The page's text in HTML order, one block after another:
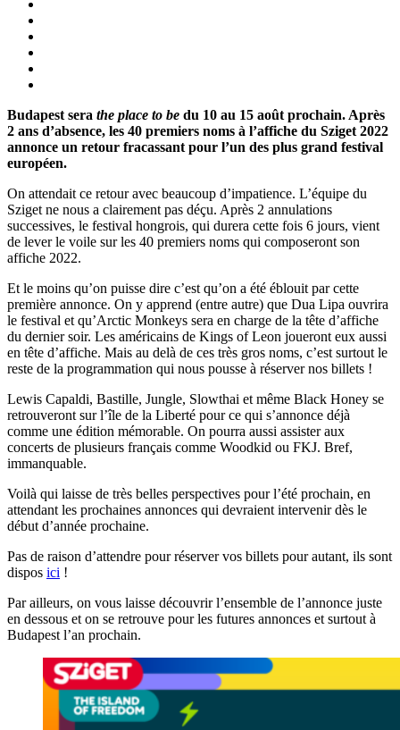
Budapest sera the place to be du 10 au 15 août prochain. Après
2 ans d’absence, les 40 premiers noms à l’affiche du Sziget 2022
annonce un retour fracassant pour l’un des plus grand festival
européen.
On attendait ce retour avec beaucoup d’impatience. L’équipe du
Sziget ne nous a clairement pas déçu. Après 2 annulations
successives, le festival hongrois, qui durera cette fois 6 jours, vient
de lever le voile sur les 40 premiers noms qui composeront son
affiche 2022.
Et le moins qu’on puisse dire c’est qu’on a été éblouit par cette
première annonce. On y apprend (entre autre) que Dua Lipa ouvrira
le festival et qu’Arctic Monkeys sera en charge de la tête d’affiche
du dernier soir. Les américains de Kings of Leon joueront eux aussi
en tête d’affiche. Mais au delà de ces très gros noms, c’est surtout le
reste de la programmation qui nous pousse à réserver nos billets !
Lewis Capaldi, Bastille, Jungle, Slowthai et même Black Honey se
retrouveront sur l’île de la Liberté pour ce qui s’annonce déjà
comme une édition mémorable. On pourra aussi assister aux
concerts de plusieurs français comme Woodkid ou FKJ. Bref,
immanquable.
Voilà qui laisse de très belles perspectives pour l’été prochain, en
attendant les prochaines annonces qui devraient intervenir dès le
début d’année prochaine.
Pas de raison d’attendre pour réserver vos billets pour autant, ils sont
dispos ici !
Par ailleurs, on vous laisse découvrir l’ensemble de l’annonce juste
en dessous et on se retrouve pour les futures annonces et surtout à
Budapest l’an prochain.